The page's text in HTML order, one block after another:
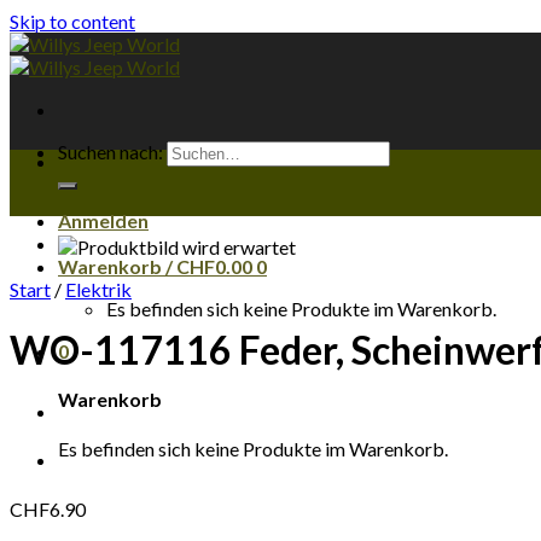
Skip to content
Suchen nach:
Anmelden
Warenkorb /CHF0.00 0
Es befinden sich keine Produkte im Warenkorb.
0
Warenkorb
Es befinden sich keine Produkte im Warenkorb.
Start / Elektrik
WO-117116 Feder,
CHF6.90